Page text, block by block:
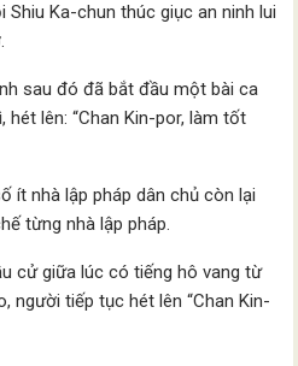
Shiu Ka-chun thúc giục an ninh lui
sau đó đã bắt đầu một bài ca
lên: “Chan Kin-por, làm tốt
ít nhà lập pháp dân chủ còn lại
từng nhà lập pháp.
cử giữa lúc có tiếng hô vang từ
người tiếp tục hét lên “Chan Kin-